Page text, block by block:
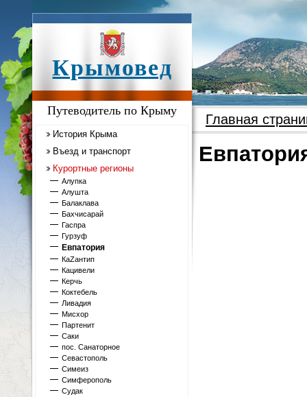
Крымовед
Путеводитель по Крыму
История Крыма
Въезд и транспорт
Курортные регионы
Алупка
Алушта
Балаклава
Бахчисарай
Гаспра
Гурзуф
Евпатория
КаZантип
Кацивели
Керчь
Коктебель
Ливадия
Мисхор
Партенит
Саки
пос. Санаторное
Севастополь
Симеиз
Симферополь
Судак
Главная